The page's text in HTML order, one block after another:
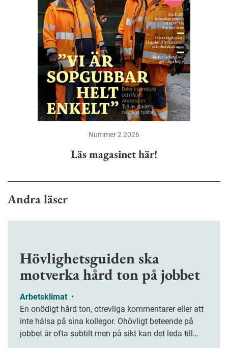
Nummer 2 2026
Läs magasinet här!
Andra läser
Hövlighetsguiden ska
motverka hård ton på jobbet
Arbetsklimat •
En onödigt hård ton, otrevliga kommentarer eller att
inte hälsa på sina kollegor. Ohövligt beteende på
jobbet är ofta subtilt men på sikt kan det leda till